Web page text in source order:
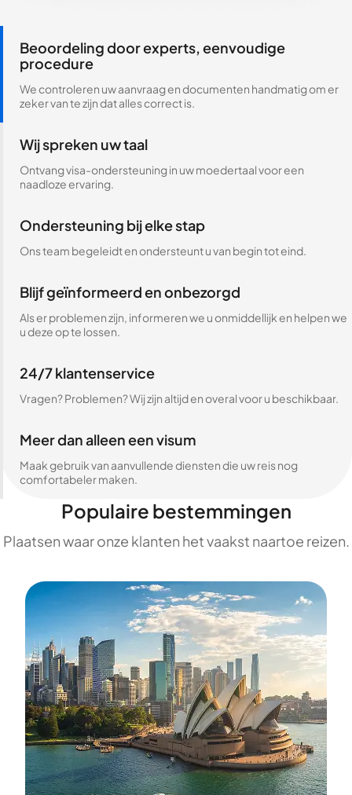
Beoordeling door experts, eenvoudige
procedure
We controleren uw aanvraag en documenten handmatig om er
zeker van te zijn dat alles correct is.
Wij spreken uw taal
Ontvang visa-ondersteuning in uw moedertaal voor een
naadloze ervaring.
Ondersteuning bij elke stap
Ons team begeleidt en ondersteunt u van begin tot eind.
Blijf geïnformeerd en onbezorgd
Als er problemen zijn, informeren we u onmiddellijk en helpen we
u deze op te lossen.
24/7 klantenservice
Vragen? Problemen? Wij zijn altijd en overal voor u beschikbaar.
Meer dan alleen een visum
Maak gebruik van aanvullende diensten die uw reis nog
comfortabeler maken.
Populaire bestemmingen
Plaatsen waar onze klanten het vaakst naartoe reizen.